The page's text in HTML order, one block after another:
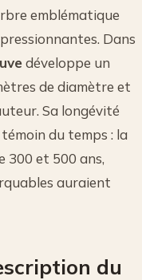
emblématique
Dans
développe un
de diamètre et
Sa longévité
du temps : la
300 et 500 ans,
auraient
du